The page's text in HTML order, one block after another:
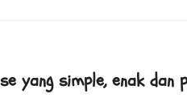
yang simple, enak